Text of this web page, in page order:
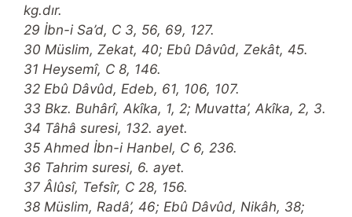
kg.dır.
29 İbn-i Sa’d, C 3, 56, 69, 127.
30 Müslim, Zekat, 40; Ebû Dâvûd, Zekât, 45.
31 Heysemî, C 8, 146.
32 Ebû Dâvûd, Edeb, 61, 106, 107.
33 Bkz. Buhârî, Akîka, 1, 2; Muvatta’, Akîka, 2, 3.
34 Tâhâ suresi, 132. ayet.
35 Ahmed İbn-i Hanbel, C 6, 236.
36 Tahrim suresi, 6. ayet.
37 Âlûsî, Tefsîr, C 28, 156.
38 Müslim, Radâ’, 46; Ebû Dâvûd, Nikâh, 38;